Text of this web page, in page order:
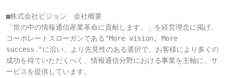
■株式会社ビジョン　会社概要
「世の中の情報通信産業革命に貢献します。」を経営理念に掲げ、
コーポレートスローガンである"More vision, More
success."に沿い、より先見性のある選択で、お客様により多くの
成功を得ていただくべく、情報通信分野における事業を主軸に、サ
ービスを提供しています。